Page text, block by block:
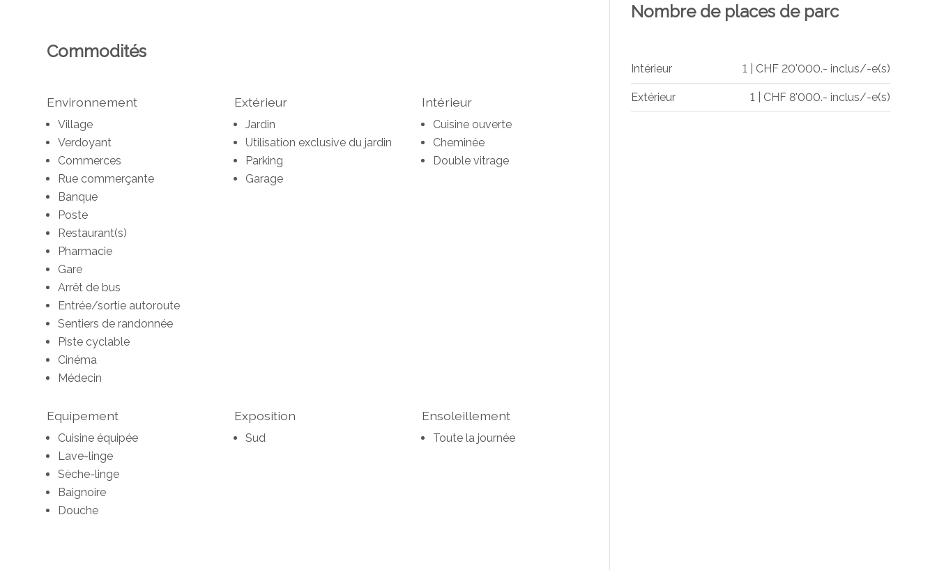
Commodités
Environnement
Village
Verdoyant
Commerces
Rue commerçante
Banque
Poste
Restaurant(s)
Pharmacie
Gare
Arrêt de bus
Entrée/sortie autoroute
Sentiers de randonnée
Piste cyclable
Cinéma
Médecin
Extérieur
Jardin
Utilisation exclusive du jardin
Parking
Garage
Intérieur
Cuisine ouverte
Cheminée
Double vitrage
Equipement
Cuisine équipée
Lave-linge
Sèche-linge
Baignoire
Douche
Exposition
Sud
Ensoleillement
Toute la journée
Nombre de places de parc
Intérieur 1 | CHF 20'000.- inclus/-e(s)
Extérieur 1 | CHF 8'000.- inclus/-e(s)